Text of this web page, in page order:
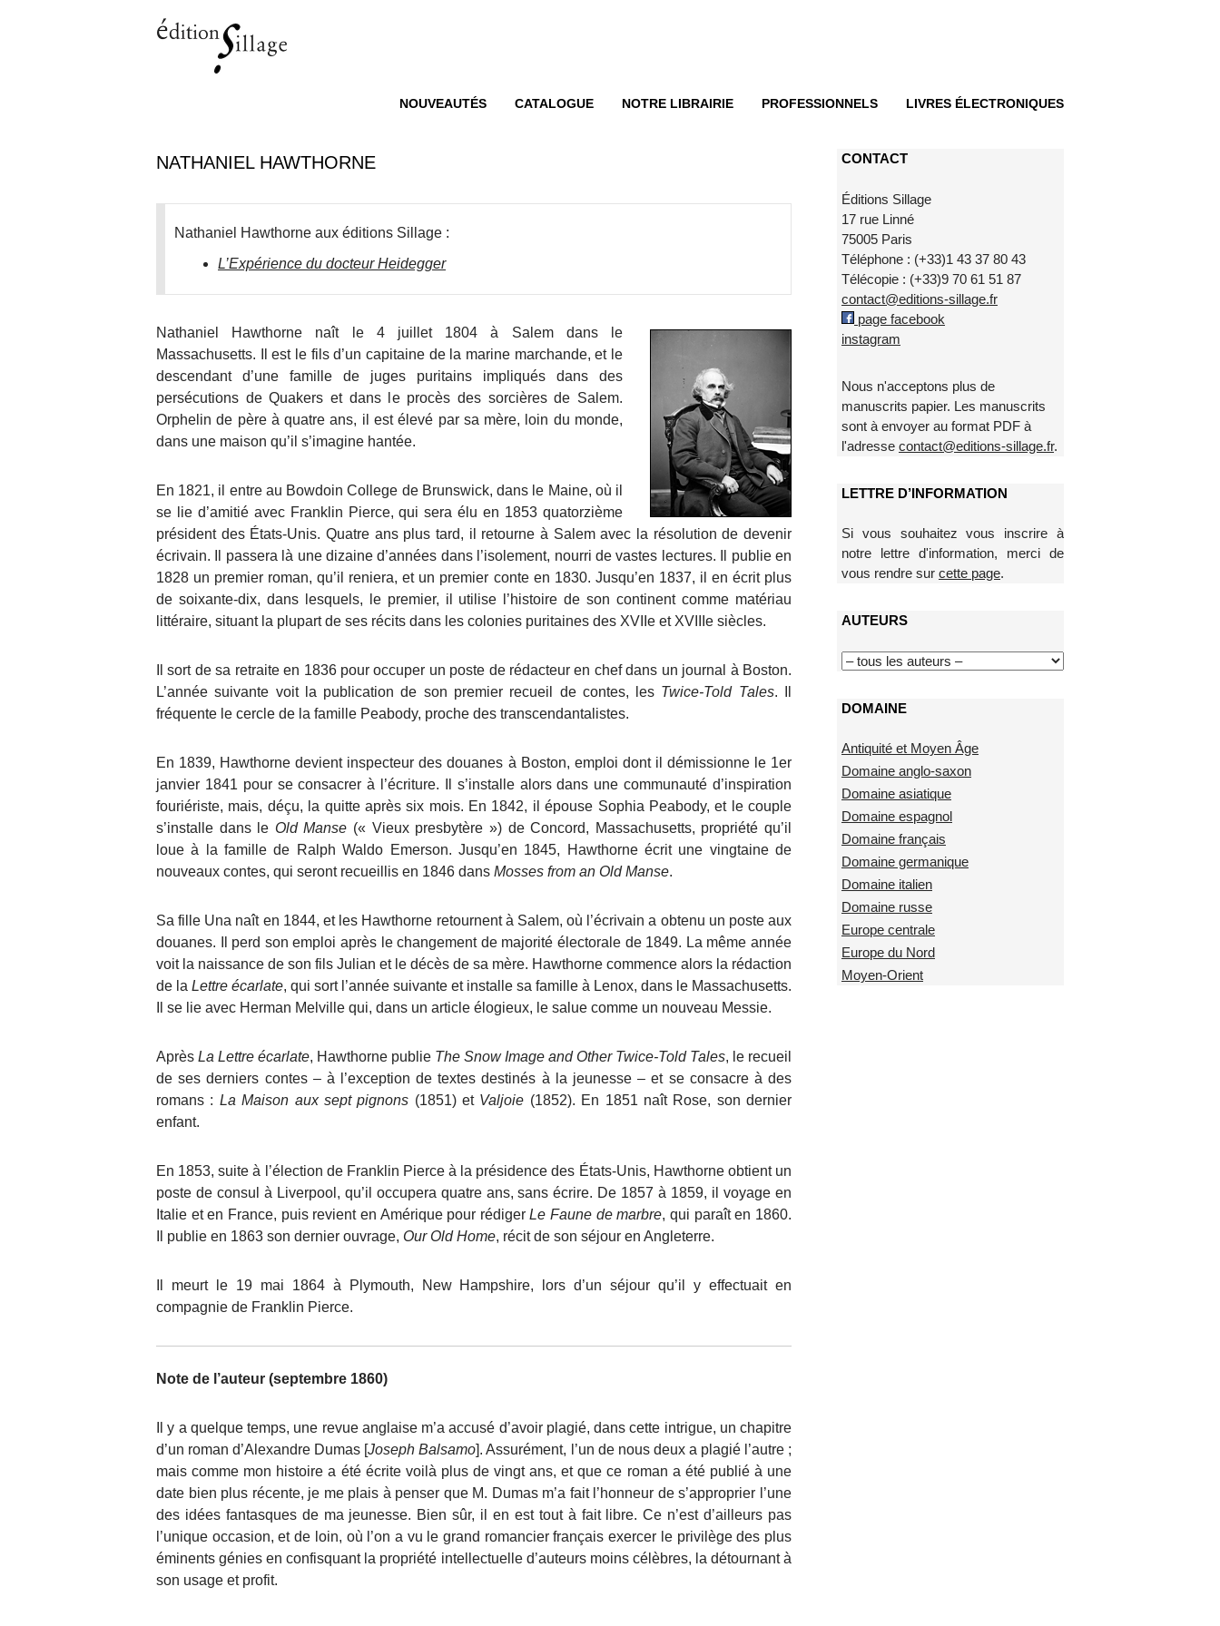
Menu
ALLER AU CONTENU
NOUVEAUTÉS CATALOGUE NOTRE LIBRAIRIE PROFESSIONNELS LIVRES ÉLECTRONIQUES
NATHANIEL HAWTHORNE
Nathaniel Hawthorne aux éditions Sillage :
L’Expérience du docteur Heidegger
Nathaniel Hawthorne naît le 4 juillet 1804 à Salem dans le
Massachusetts. Il est le fils d’un capitaine de la marine marchande, et le
descendant d’une famille de juges puritains impliqués dans des
persécutions de Quakers et dans le procès des sorcières de Salem.
Orphelin de père à quatre ans, il est élevé par sa mère, loin du monde,
dans une maison qu’il s’imagine hantée.
En 1821, il entre au Bowdoin College de Brunswick, dans le Maine, où il
se lie d’amitié avec Franklin Pierce, qui sera élu en 1853 quatorzième
président des États-Unis. Quatre ans plus tard, il retourne à Salem avec la résolution de devenir
écrivain. Il passera là une dizaine d’années dans l’isolement, nourri de vastes lectures. Il publie en
1828 un premier roman, qu’il reniera, et un premier conte en 1830. Jusqu’en 1837, il en écrit plus
de soixante-dix, dans lesquels, le premier, il utilise l’histoire de son continent comme matériau
littéraire, situant la plupart de ses récits dans les colonies puritaines des XVIIe et XVIIIe siècles.
Il sort de sa retraite en 1836 pour occuper un poste de rédacteur en chef dans un journal à Boston.
L’année suivante voit la publication de son premier recueil de contes, les Twice-Told Tales. Il
fréquente le cercle de la famille Peabody, proche des transcendantalistes.
En 1839, Hawthorne devient inspecteur des douanes à Boston, emploi dont il démissionne le 1er
janvier 1841 pour se consacrer à l’écriture. Il s’installe alors dans une communauté d’inspiration
fouriériste, mais, déçu, la quitte après six mois. En 1842, il épouse Sophia Peabody, et le couple
s’installe dans le Old Manse (« Vieux presbytère ») de Concord, Massachusetts, propriété qu’il
loue à la famille de Ralph Waldo Emerson. Jusqu’en 1845, Hawthorne écrit une vingtaine de
nouveaux contes, qui seront recueillis en 1846 dans Mosses from an Old Manse.
Sa fille Una naît en 1844, et les Hawthorne retournent à Salem, où l’écrivain a obtenu un poste aux
douanes. Il perd son emploi après le changement de majorité électorale de 1849. La même année
voit la naissance de son fils Julian et le décès de sa mère. Hawthorne commence alors la rédaction
de la Lettre écarlate, qui sort l’année suivante et installe sa famille à Lenox, dans le Massachusetts.
Il se lie avec Herman Melville qui, dans un article élogieux, le salue comme un nouveau Messie.
Après La Lettre écarlate, Hawthorne publie The Snow Image and Other Twice-Told Tales, le recueil
de ses derniers contes – à l’exception de textes destinés à la jeunesse – et se consacre à des
romans : La Maison aux sept pignons (1851) et Valjoie (1852). En 1851 naît Rose, son dernier
enfant.
En 1853, suite à l’élection de Franklin Pierce à la présidence des États-Unis, Hawthorne obtient un
poste de consul à Liverpool, qu’il occupera quatre ans, sans écrire. De 1857 à 1859, il voyage en
Italie et en France, puis revient en Amérique pour rédigerLe Faune de marbre, qui paraît en 1860.
Il publie en 1863 son dernier ouvrage, Our Old Home, récit de son séjour en Angleterre.
Il meurt le 19 mai 1864 à Plymouth, New Hampshire, lors d’un séjour qu’il y effectuait en
compagnie de Franklin Pierce.
Note de l’auteur (septembre 1860)
Il y a quelque temps, une revue anglaise m’a accusé d’avoir plagié, dans cette intrigue, un chapitre
d’un roman d’Alexandre Dumas [Joseph Balsamo]. Assurément, l’un de nous deux a plagié l’autre ;
mais comme mon histoire a été écrite voilà plus de vingt ans, et que ce roman a été publié à une
date bien plus récente, je me plais à penser que M. Dumas m’a fait l’honneur de s’approprier l’une
des idées fantasques de ma jeunesse. Bien sûr, il en est tout à fait libre. Ce n’est d’ailleurs pas
l’unique occasion, et de loin, où l’on a vu le grand romancier français exercer le privilège des plus
éminents génies en confisquant la propriété intellectuelle d’auteurs moins célèbres, la détournant à
son usage et profit.
CONTACT
Éditions Sillage
17 rue Linné
75005 Paris
Téléphone : (+33)1 43 37 80 43
Télécopie : (+33)9 70 61 51 87
contact@editions-sillage.fr
page facebook
instagram
Nous n'acceptons plus de
manuscrits papier. Les manuscrits
sont à envoyer au format PDF à
l'adresse contact@editions-sillage.fr.
LETTRE D’INFORMATION
Si vous souhaitez vous inscrire à
notre lettre d'information, merci de
vous rendre sur cette page.
AUTEURS
DOMAINE
Antiquité et Moyen Âge
Domaine anglo-saxon
Domaine asiatique
Domaine espagnol
Domaine français
Domaine germanique
Domaine italien
Domaine russe
Europe centrale
Europe du Nord
Moyen-Orient